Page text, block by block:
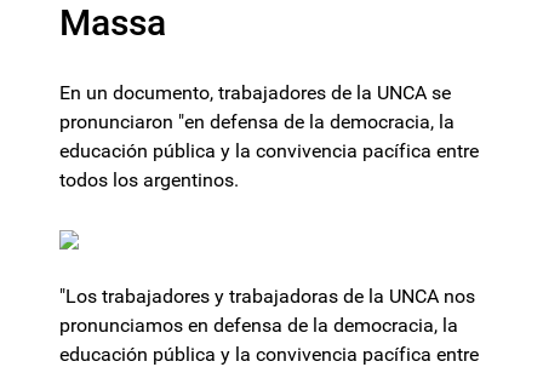
Massa
En un documento, trabajadores de la UNCA se
pronunciaron "en defensa de la democracia, la
educación pública y la convivencia pacífica entre
todos los argentinos.
"Los trabajadores y trabajadoras de la UNCA nos
pronunciamos en defensa de la democracia, la
educación pública y la convivencia pacífica entre